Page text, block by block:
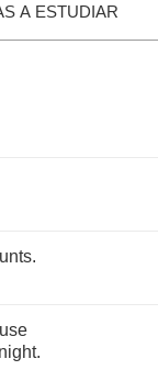
A ESTUDIAR
.
.